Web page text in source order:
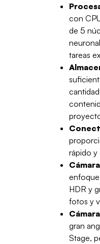
con
de 5
tareas
rápido y
HDR y
fotos y
gran
Stage,